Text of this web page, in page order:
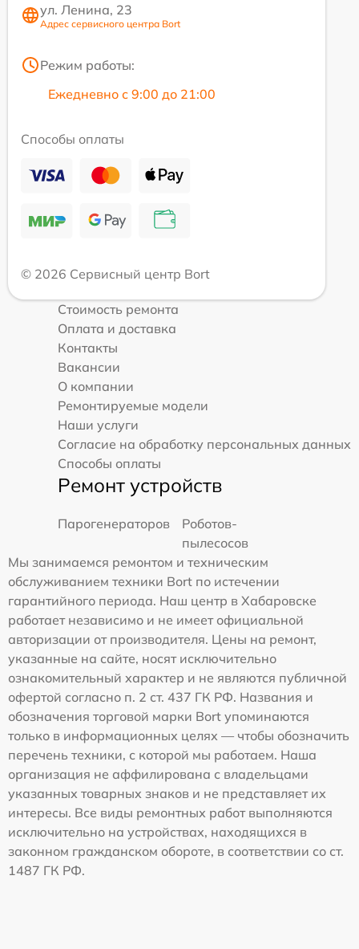
ул. Ленина, 23
Адрес сервисного центра Bort
Режим работы:
Ежедневно с 9:00 до 21:00
Способы оплаты
© 2026 Сервисный центр Bort
Стоимость ремонта
Оплата и доставка
Контакты
Вакансии
О компании
Ремонтируемые модели
Наши услуги
Согласие на обработку персональных данных
Способы оплаты
Ремонт устройств
Парогенераторов
Роботов-
пылесосов
Мы занимаемся ремонтом и техническим
обслуживанием техники Bort по истечении
гарантийного периода. Наш центр в Хабаровске
работает независимо и не имеет официальной
авторизации от производителя. Цены на ремонт,
указанные на сайте, носят исключительно
ознакомительный характер и не являются публичной
офертой согласно п. 2 ст. 437 ГК РФ. Названия и
обозначения торговой марки Bort упоминаются
только в информационных целях — чтобы обозначить
перечень техники, с которой мы работаем. Наша
организация не аффилирована с владельцами
указанных товарных знаков и не представляет их
интересы. Все виды ремонтных работ выполняются
исключительно на устройствах, находящихся в
законном гражданском обороте, в соответствии со ст.
1487 ГК РФ.